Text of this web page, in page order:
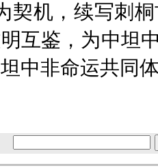
契机，续写刺
互鉴，为中坦
中非命运共同